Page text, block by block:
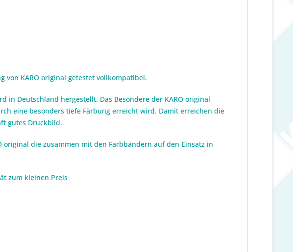
von KARO original getestet vollkompatibel.
in Deutschland hergestellt. Das Besondere der KARO original
eine besonders tiefe Färbung erreicht wird. Damit erreichen die
gutes Druckbild.
die zusammen mit den Farbbändern auf den Einsatz in
zum kleinen Preis